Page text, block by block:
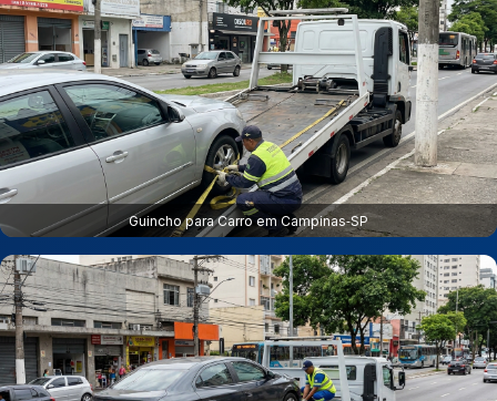
Guincho para Carro em Campinas‑SP